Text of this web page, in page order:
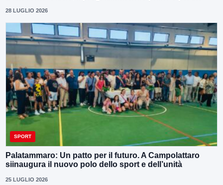
28 LUGLIO 2026
SPORT
Palatammaro: Un patto per il futuro. A Campolattaro
siinaugura il nuovo polo dello sport e dell’unità
25 LUGLIO 2026